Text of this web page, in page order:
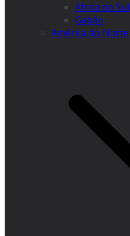
África do Sul
Gabão
América do Norte